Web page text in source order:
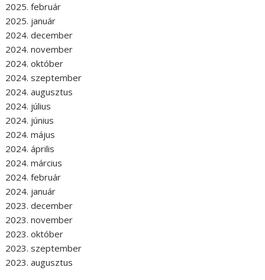
2025. február
2025. január
2024. december
2024. november
2024. október
2024. szeptember
2024. augusztus
2024. július
2024. június
2024. május
2024. április
2024. március
2024. február
2024. január
2023. december
2023. november
2023. október
2023. szeptember
2023. augusztus